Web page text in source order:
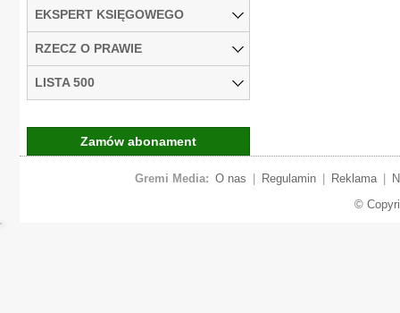
EKSPERT KSIĘGOWEGO
RZECZ O PRAWIE
LISTA 500
Zamów abonament
Gremi Media: O nas Regulamin Reklama
©